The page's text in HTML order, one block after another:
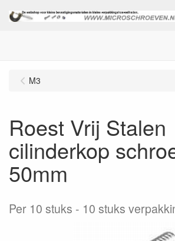
M3
Roest Vrij Stalen
cilinderkop
50mm
Per 10 stuks 10 stuks